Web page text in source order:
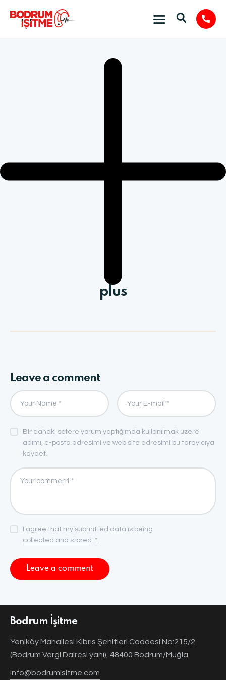
plus
Leave a comment
Bir dahaki sefere yorum yaptığımda kullanılmak üzere
adımı, e-posta adresimi ve web site adresimi bu tarayıcıya
kaydet.
I agree that my submitted data is being
collected and stored
*
Bodrum İşitme
Yeniköy Mahallesi Kıbrıs Şehitleri Caddesi No:215/2
(Bodrum Vergi Dairesi yanı), 48400 Bodrum/Muğla
info@bodrumisitme.com